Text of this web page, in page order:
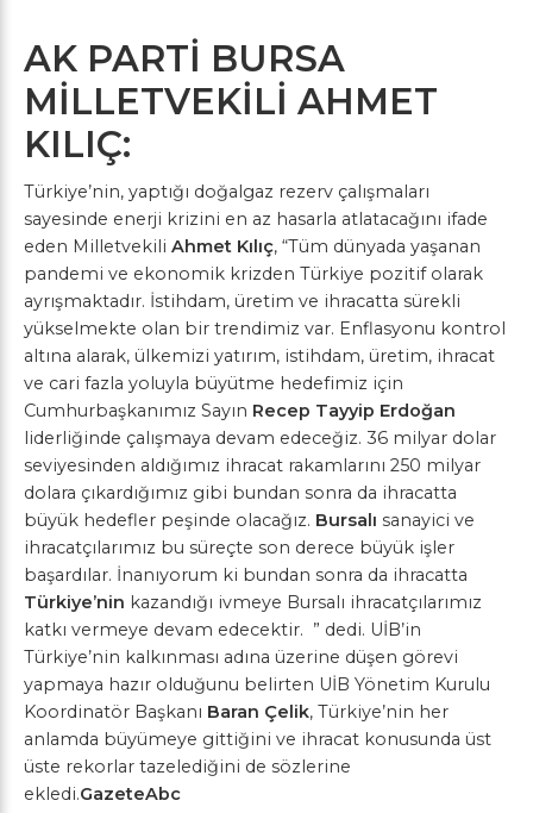
AK PARTİ BURSA
MİLLETVEKİLİ AHMET
KILIÇ:
Türkiye’nin, yaptığı doğalgaz rezerv çalışmaları
sayesinde enerji krizini en az hasarla atlatacağını ifade
eden Milletvekili Ahmet Kılıç, “Tüm dünyada yaşanan
pandemi ve ekonomik krizden Türkiye pozitif olarak
ayrışmaktadır. İstihdam, üretim ve ihracatta sürekli
yükselmekte olan bir trendimiz var. Enflasyonu kontrol
altına alarak, ülkemizi yatırım, istihdam, üretim, ihracat
ve cari fazla yoluyla büyütme hedefimiz için
Cumhurbaşkanımız Sayın Recep Tayyip Erdoğan
liderliğinde çalışmaya devam edeceğiz. 36 milyar dolar
seviyesinden aldığımız ihracat rakamlarını 250 milyar
dolara çıkardığımız gibi bundan sonra da ihracatta
büyük hedefler peşinde olacağız. Bursalı sanayici ve
ihracatçılarımız bu süreçte son derece büyük işler
başardılar. İnanıyorum ki bundan sonra da ihracatta
Türkiye’nin kazandığı ivmeye Bursalı ihracatçılarımız
katkı vermeye devam edecektir. ” dedi. UİB’in
Türkiye’nin kalkınması adına üzerine düşen görevi
yapmaya hazır olduğunu belirten UİB Yönetim Kurulu
Koordinatör Başkanı Baran Çelik, Türkiye’nin her
anlamda büyümeye gittiğini ve ihracat konusunda üst
üste rekorlar tazelediğini de sözlerine
ekledi.GazeteAbc